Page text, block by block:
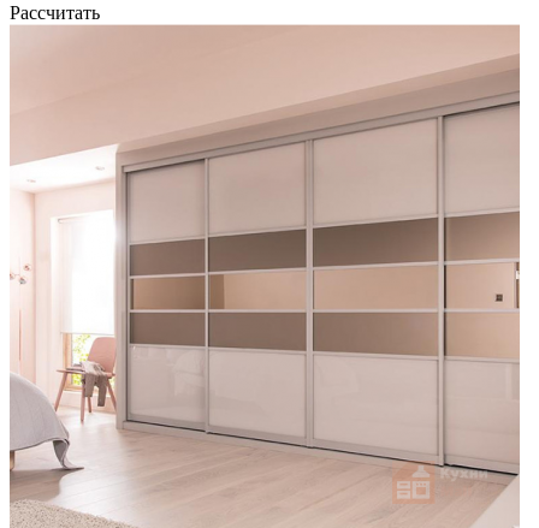
Рассчитать